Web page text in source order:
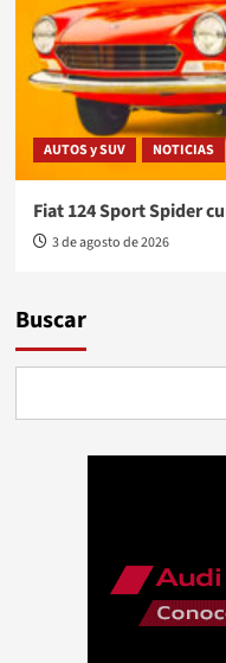
AUTOS y SUV NOTICIAS
Fiat 124 Sport Spider
3 de agosto de 2026
Buscar